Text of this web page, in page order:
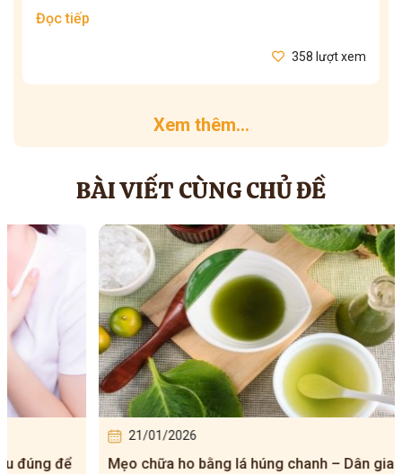
Đọc tiếp
358 lượt xem
Xem thêm...
BÀI VIẾT CÙNG CHỦ ĐỀ
21/01/2026
Mẹo chữa ho bằng lá húng chanh – Dân gian
5 Lý